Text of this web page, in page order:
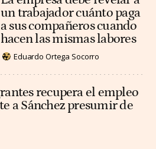
un trabajador cuánto paga
a sus compañeros cuando
hacen las mismas labores
Eduardo Ortega Socorro
recupera el empleo
a Sánchez presumir de